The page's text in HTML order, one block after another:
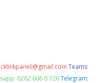
Teams:
0262 606 0 726 Telegram: